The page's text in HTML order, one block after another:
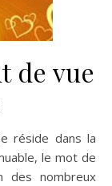
de vue
le mot de
des nombreux